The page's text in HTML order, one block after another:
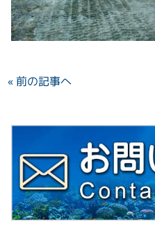
« 前の記事へ